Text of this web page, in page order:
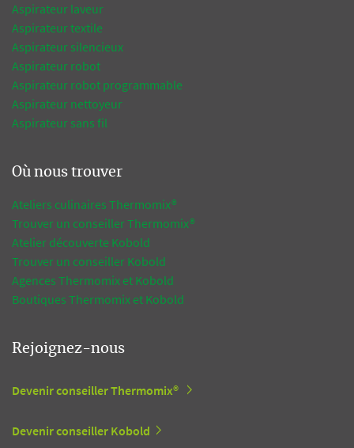
Aspirateur laveur
Aspirateur textile
Aspirateur silencieux
Aspirateur robot
Aspirateur robot programmable
Aspirateur nettoyeur
Aspirateur sans fil
Où nous trouver
Ateliers culinaires Thermomix®
Trouver un conseiller Thermomix®
Atelier découverte Kobold
Trouver un conseiller Kobold
Agences Thermomix et Kobold
Boutiques Thermomix et Kobold
Rejoignez-nous
Devenir conseiller Thermomix®
Devenir conseiller Kobold